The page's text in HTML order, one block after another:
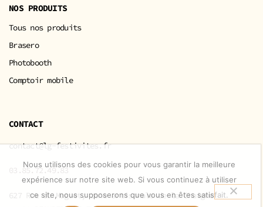
NOS PRODUITS
Tous nos produits
Brasero
Photobooth
Comptoir mobile
CONTACT
contact@lg-festivites.fr
03.85.72.49.83
627 Rue du Muguet, zone artisanale de la Chaigne
Nous utilisons des cookies pour vous garantir la meilleure
expérience sur notre site web. Si vous continuez à utiliser
ce site, nous supposerons que vous en êtes satisfait.